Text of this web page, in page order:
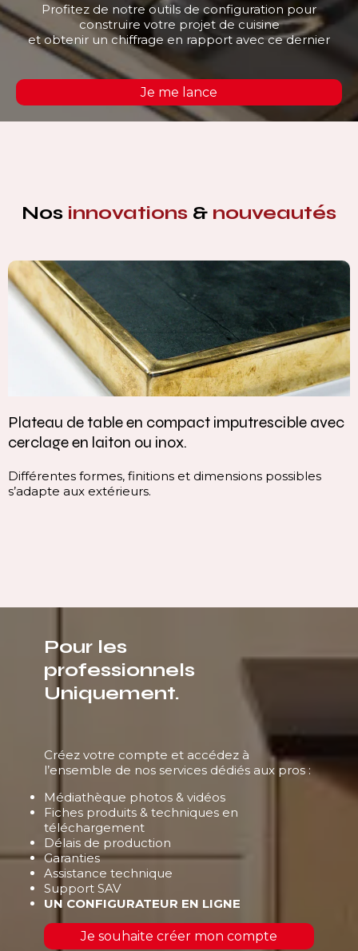
Profitez de notre outils de configuration pour
construire votre projet de cuisine
et obtenir un chiffrage en rapport avec ce dernier
Je me lance
Nos innovations & nouveautés
Plateau de table en compact imputrescible avec
cerclage en laiton ou inox.
Différentes formes, finitions et dimensions possibles
s’adapte aux extérieurs.
Pour les
professionnels
Uniquement.
Créez votre compte et accédez à
l’ensemble de nos services dédiés aux pros :
Médiathèque photos & vidéos
Fiches produits & techniques en
téléchargement
Délais de production
Garanties
Assistance technique
Support SAV
UN CONFIGURATEUR EN LIGNE
Je souhaite créer mon compte